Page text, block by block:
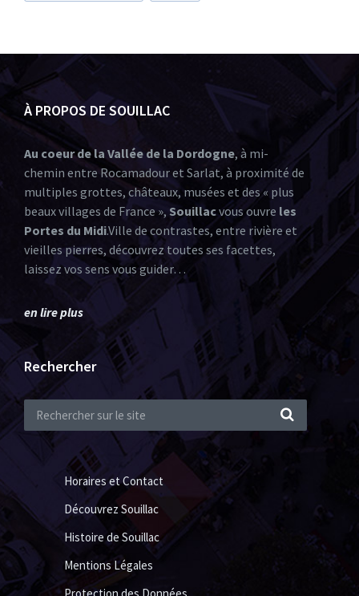
À PROPOS DE SOUILLAC
Au coeur de la Vallée de la Dordogne, à mi-
chemin entre Rocamadour et Sarlat, à proximité de
multiples grottes, châteaux, musées et des « plus
beaux villages de France », Souillacvous ouvre les
Portes du Midi.Ville de contrastes, entre rivière et
vieilles pierres, découvrez toutes ses facettes,
laissez vos sens vous guider…
en lire plus
Rechercher
Horaires et Contact
Découvrez Souillac
Histoire de Souillac
Mentions Légales